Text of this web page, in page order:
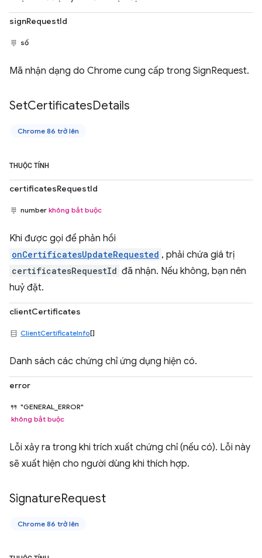
signRequestId
số
Mã nhận dạng do Chrome cung cấp trong SignRequest.
SetCertificatesDetails
Chrome 86 trở lên
THUỘC TÍNH
certificatesRequestId
number không bắt buộc
Khi được gọi để phản hồi
onCertificatesUpdateRequested , phải chứa giá trị
certificatesRequestId đã nhận. Nếu không, bạn nên
huỷ đặt.
clientCertificates
ClientCertificateInfo[]
Danh sách các chứng chỉ ứng dụng hiện có.
error
"GENERAL_ERROR"
không bắt buộc
Lỗi xảy ra trong khi trích xuất chứng chỉ (nếu có). Lỗi này
sẽ xuất hiện cho người dùng khi thích hợp.
SignatureRequest
Chrome 86 trở lên